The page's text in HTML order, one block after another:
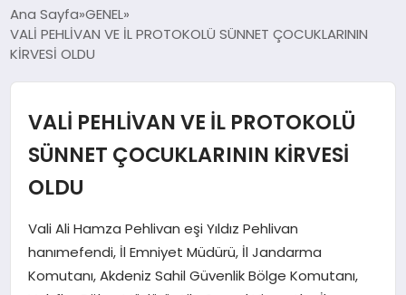
ASAYİŞ
EKONOMİ
KÜLTÜR SANAT
Ana Sayfa GENEL
VALİ PEHLİVAN VE İL PROTOKOLÜ SÜNNET ÇOCUKLARININ
KİRVESİ OLDU
VALİ PEHLİVAN VE İL PROTOKOLÜ
SÜNNET ÇOCUKLARININ KİRVESİ
OLDU
Vali Ali Hamza Pehlivan eşi Yıldız Pehlivan
hanımefendi, İl Emniyet Müdürü, İl Jandarma
Komutanı, Akdeniz Sahil Güvenlik Bölge Komutanı,